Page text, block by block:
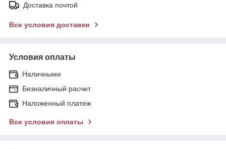
Доставка почтой
Все условия доставки
Условия оплаты
Наличными
Безналичный расчет
Наложенный платеж
Все условия оплаты